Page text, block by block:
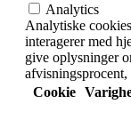
Analytics
Analytiske
interagerer med
give oplysninger
Cookie